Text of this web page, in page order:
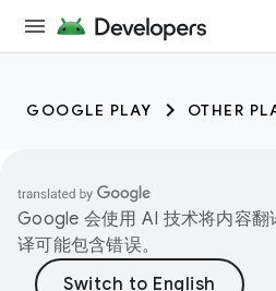
GOOGLE PLAY OTHER
Google 会使用 AI 技术将内容翻
译可能包含错误。